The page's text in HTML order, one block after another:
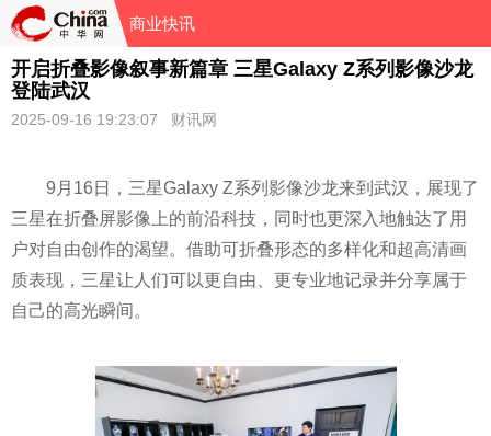
商业快讯
开启折叠影像叙事新篇章 三星Galaxy Z系列影像沙龙
登陆武汉
2025-09-16 19:23:07 财讯网
9月16日，三星Galaxy Z系列影像沙龙来到武汉，展现了
三星在折叠屏影像上的前沿科技，同时也更深入地触达了用
户对自由创作的渴望。借助可折叠形态的多样化和超高清画
质表现，三星让人们可以更自由、更专业地记录并分享属于
自己的高光瞬间。